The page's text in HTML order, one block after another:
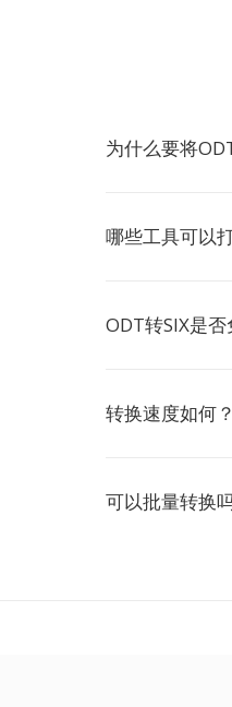
为什么要将
哪些工具可以
ODT转SIX是否
转换速度如何？
可以批量转换